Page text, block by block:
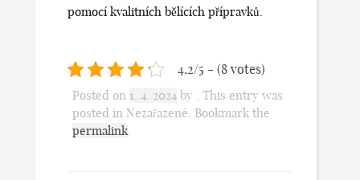
pomocí kvalitních bělících přípravků.
4.2/5 - (8 votes)
Posted on 1. 4. 2024 by
. This entry was
posted in Nezařazené. Bookmark the
permalink